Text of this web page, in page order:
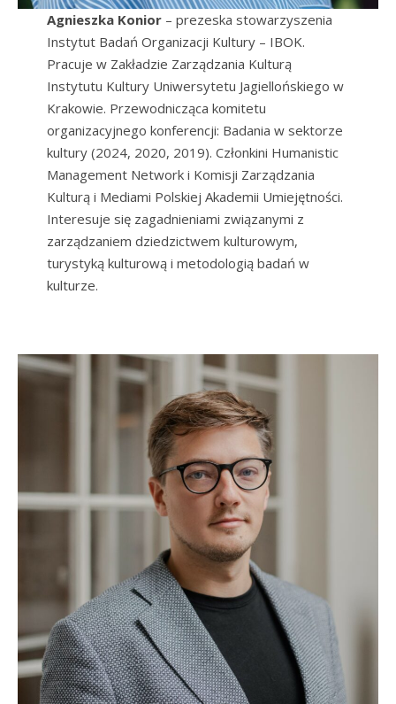
Agnieszka Konior– prezeska stowarzyszenia
Instytut Badań Organizacji Kultury – IBOK.
Pracuje w Zakładzie Zarządzania Kulturą
Instytutu Kultury Uniwersytetu Jagiellońskiego w
Krakowie. Przewodnicząca komitetu
organizacyjnego konferencji: Badania w sektorze
kultury (2024, 2020, 2019). Członkini Humanistic
Management Network i Komisji Zarządzania
Kulturą i Mediami Polskiej Akademii Umiejętności.
Interesuje się zagadnieniami związanymi z
zarządzaniem dziedzictwem kulturowym,
turystyką kulturową i metodologią badań w
kulturze.